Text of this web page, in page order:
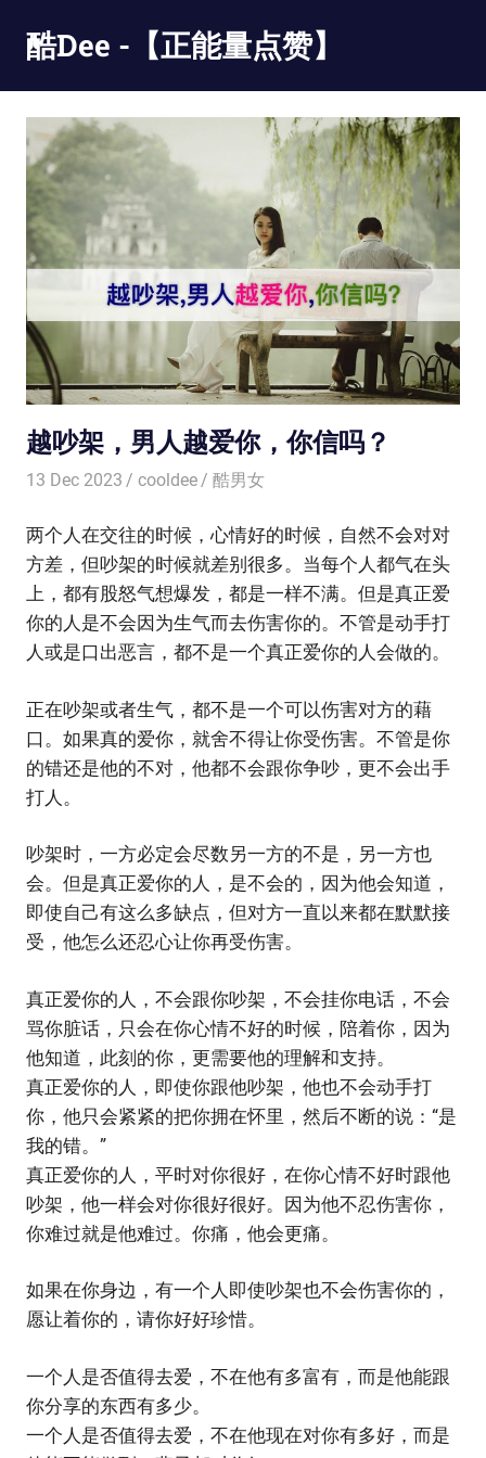
content
酷Dee -【正能量点赞】
最
酷
只
更
酷
越吵架，男人越爱你，你信吗？
13 Dec 2023 cooldee 酷男女
两个人在交往的时候，心情好的时候，自然不会对对
方差，但吵架的时候就差别很多。当每个人都气在头
上，都有股怒气想爆发，都是一样不满。但是真正爱
你的人是不会因为生气而去伤害你的。不管是动手打
人或是口出恶言，都不是一个真正爱你的人会做的。
正在吵架或者生气，都不是一个可以伤害对方的藉
口。如果真的爱你，就舍不得让你受伤害。不管是你
的错还是他的不对，他都不会跟你争吵，更不会出手
打人。
吵架时，一方必定会尽数另一方的不是，另一方也
会。但是真正爱你的人，是不会的，因为他会知道，
即使自己有这么多缺点，但对方一直以来都在默默接
受，他怎么还忍心让你再受伤害。
真正爱你的人，不会跟你吵架，不会挂你电话，不会
骂你脏话，只会在你心情不好的时候，陪着你，因为
他知道，此刻的你，更需要他的理解和支持。
真正爱你的人，即使你跟他吵架，他也不会动手打
你，他只会紧紧的把你拥在怀里，然后不断的说：“是
我的错。”
真正爱你的人，平时对你很好，在你心情不好时跟他
吵架，他一样会对你很好很好。因为他不忍伤害你，
你难过就是他难过。你痛，他会更痛。
如果在你身边，有一个人即使吵架也不会伤害你的，
愿让着你的，请你好好珍惜。
一个人是否值得去爱，不在他有多富有，而是他能跟
你分享的东西有多少。
一个人是否值得去爱，不在他现在对你有多好，而是